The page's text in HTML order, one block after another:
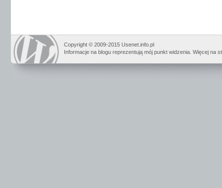
Copyright © 2009-2015 Usenet.info.pl
Informacje na blogu reprezentują mój punkt widzenia. Więcej na